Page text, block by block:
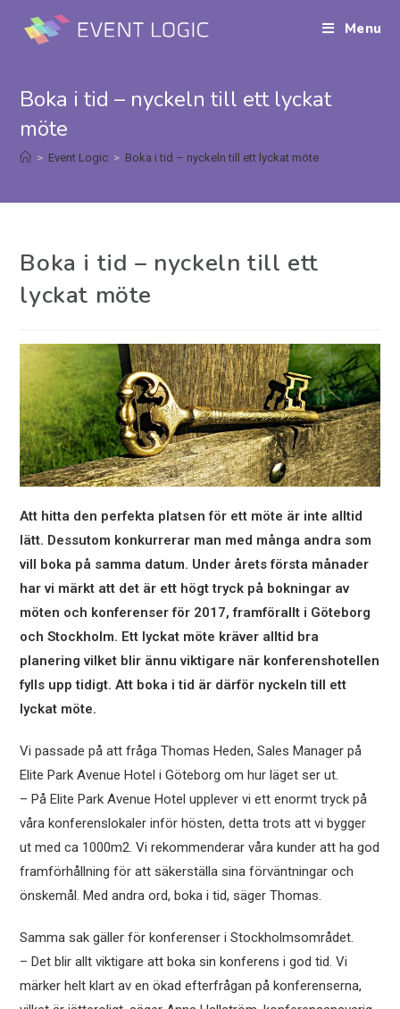
Menu
Boka i tid – nyckeln till ett lyckat
möte
> Event Logic > Boka i tid – nyckeln till ett lyckat möte
Boka i tid – nyckeln till ett
lyckat möte
Att hitta den perfekta platsen för ett möte är inte alltid
lätt. Dessutom konkurrerar man med många andra som
vill boka på samma datum. Under årets första månader
har vi märkt att det är ett högt tryck på bokningar av
möten och konferenser för 2017, framförallt i Göteborg
och Stockholm. Ett lyckat möte kräver alltid bra
planering vilket blir ännu viktigare när konferenshotellen
fylls upp tidigt. Att boka i tid är därför nyckeln till ett
lyckat möte.
Vi passade på att fråga Thomas Heden, Sales Manager på
Elite Park Avenue Hotel i Göteborg om hur läget ser ut.
– På Elite Park Avenue Hotel upplever vi ett enormt tryck på
våra konferenslokaler inför hösten, detta trots att vi bygger
ut med ca 1000m2. Vi rekommenderar våra kunder att ha god
framförhållning för att säkerställa sina förväntningar och
önskemål. Med andra ord, boka i tid, säger Thomas.
Samma sak gäller för konferenser i Stockholmsområdet.
– Det blir allt viktigare att boka sin konferens i god tid. Vi
märker helt klart av en ökad efterfrågan på konferenserna,